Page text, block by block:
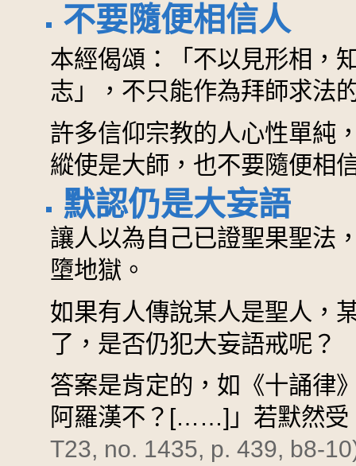
不要隨便相信人
本經偈頌：「不以見形相，
志」，不只能作為拜師求法
許多信仰宗教的人心性單純
縱使是大師，也不要隨便相
默認仍是大妄語
讓人以為自己已證聖果聖法
墮地獄。
如果有人傳說某人是聖人，
了，是否仍犯大妄語戒呢？
答案是肯定的，如《十誦律
阿羅漢不？[……]」若默然受
T23, no. 1435, p. 439, b8-